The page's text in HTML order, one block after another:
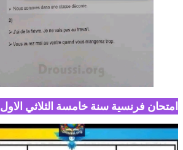
امتحان فرنسية سنة خامسة الثلاثي الاول